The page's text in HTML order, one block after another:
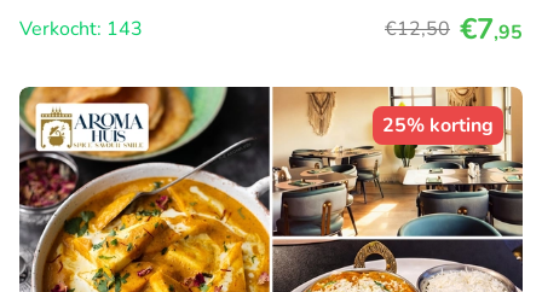
Verkocht: 143
€12,50 €7,95
25% korting